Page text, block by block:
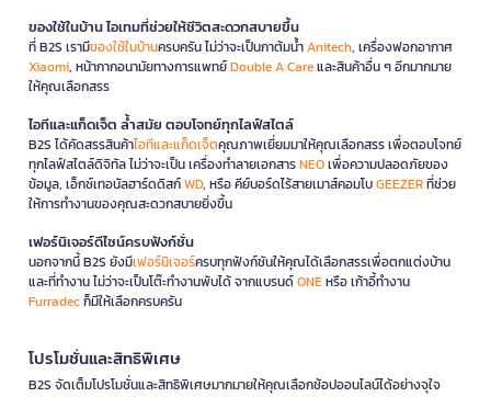
ของใช้ในบ้าน ไอเทมที่ช่วยให้ชีวิตสะดวกสบายขึ้น
ที่ B2S เรามีของใช้ในบ้านครบครัน ไม่ว่าจะเป็นกาต้มน้ำAnitech, เครื่องฟอกอากาศ
Xiaomi, หน้ากากอนามัยทางการแพทย์Double A Careและสินค้าอื่น ๆ อีกมากมาย
ให้คุณเลือกสรร
ไอทีและแก็ดเจ็ต ล้ำสมัย ตอบโจทย์ทุกไลฟ์สไตล์
B2S ได้คัดสรรสินค้าไอทีและแก็ดเจ็ตคุณภาพเยี่ยมมาให้คุณเลือกสรร เพื่อตอบโจทย์
ทุกไลฟ์สไตล์ดิจิทัล ไม่ว่าจะเป็น เครื่องทำลายเอกสารNEOเพื่อความปลอดภัยของ
ข้อมูล, เอ็กซ์เทอนัลฮาร์ดดิสก์WD, หรือ คีย์บอร์ดไร้สายเมาส์คอมโบGEEZERที่ช่วย
ให้การทำงานของคุณสะดวกสบายยิ่งขึ้น
เฟอร์นิเจอร์ดีไซน์ครบฟังก์ชั่น
นอกจากนี้ B2S ยังมีเฟอร์นิเจอร์ครบทุกฟังก์ชันให้คุณได้เลือกสรรเพื่อตกแต่งบ้าน
และที่ทำงาน ไม่ว่าจะเป็นโต๊ะทำงานพับได้ จากแบรนด์ONEหรือ เก้าอี้ทำงาน
Furradecก็มีให้เลือกครบครัน
โปรโมชั่นและสิทธิพิเศษ
B2S จัดเต็มโปรโมชั่นและสิทธิพิเศษมากมายให้คุณเลือกช้อปออนไลน์ได้อย่างจุใจ